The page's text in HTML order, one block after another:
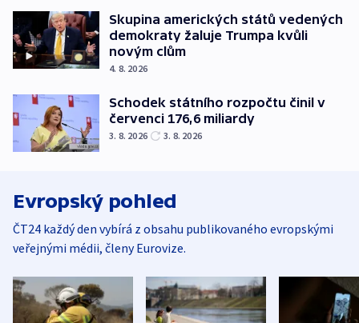
Skupina amerických států vedených
demokraty žaluje Trumpa kvůli
novým clům
4. 8. 2026
Schodek státního rozpočtu činil v
červenci 176,6 miliardy
3. 8. 2026 3. 8. 2026
Evropský pohled
ČT24 každý den vybírá z obsahu publikovaného evropskými
veřejnými médii, členy Eurovize.